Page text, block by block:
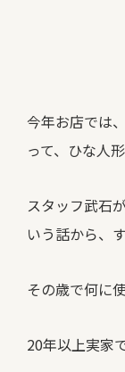
今年お店では
って、ひな人
スタッフ武石
いう話から、
その歳で何に
20年以上実家